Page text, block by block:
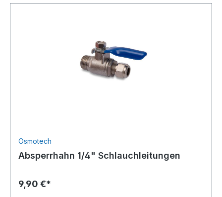
Osmotech
Absperrhahn 1/4" Schlauchleitungen
9,90 €*